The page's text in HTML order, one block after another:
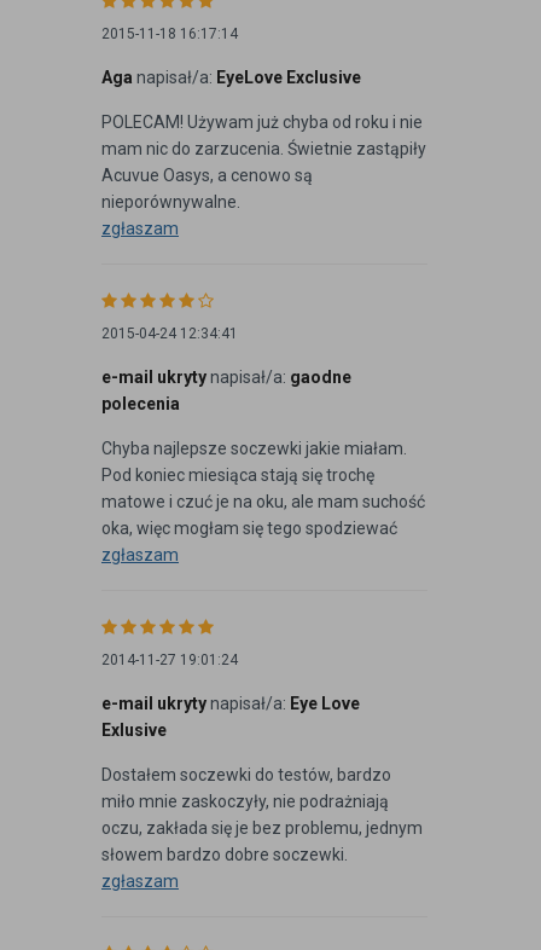
2015-11-18 16:17:14
Aga napisał/a: EyeLove Exclusive
POLECAM! Używam już chyba od roku i nie
mam nic do zarzucenia. Świetnie zastąpiły
Acuvue Oasys, a cenowo są
nieporównywalne.
zgłaszam
2015-04-24 12:34:41
e-mail ukrytynapisał/a: gaodne
polecenia
Chyba najlepsze soczewki jakie miałam.
Pod koniec miesiąca stają się trochę
matowe i czuć je na oku, ale mam suchość
oka, więc mogłam się tego spodziewać
zgłaszam
2014-11-27 19:01:24
e-mail ukrytynapisał/a: Eye Love
Exlusive
Dostałem soczewki do testów, bardzo
miło mnie zaskoczyły, nie podrażniają
oczu, zakłada się je bez problemu, jednym
słowem bardzo dobre soczewki.
zgłaszam